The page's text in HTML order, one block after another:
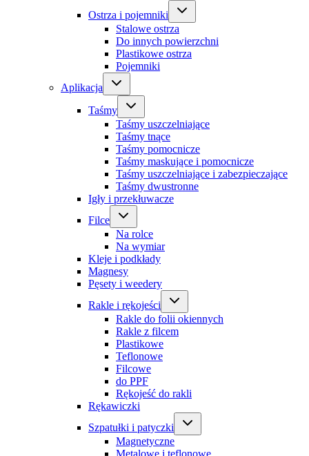
Ostrza i pojemniki
Stalowe ostrza
Do innych powierzchni
Plastikowe ostrza
Pojemniki
Aplikacja
Taśmy
Taśmy uszczelniające
Taśmy tnące
Taśmy pomocnicze
Taśmy maskujące i pomocnicze
Taśmy uszczelniające i zabezpieczające
Taśmy dwustronne
Igły i przekłuwacze
Filce
Na rolce
Na wymiar
Kleje i podkłady
Magnesy
Pęsety i weedery
Rakle i rękojeści
Rakle do folii okiennych
Rakle z filcem
Plastikowe
Teflonowe
Filcowe
do PPF
Rękojeść do rakli
Rękawiczki
Szpatułki i patyczki
Magnetyczne
Metalowe i teflonowe